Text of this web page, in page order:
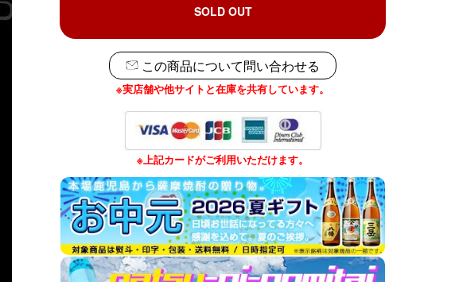
SOLD OUT
この商品について問い合わせる
※実店舗や他サイトと在庫を共有しています。
※上記カードがご利用いただけます。